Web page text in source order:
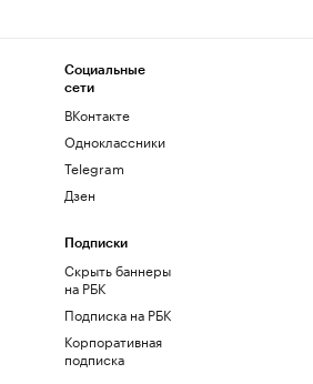
Социальные
сети
ВКонтакте
Одноклассники
Telegram
Дзен
Подписки
Скрыть баннеры
на РБК
Подписка на РБК
Корпоративная
подписка